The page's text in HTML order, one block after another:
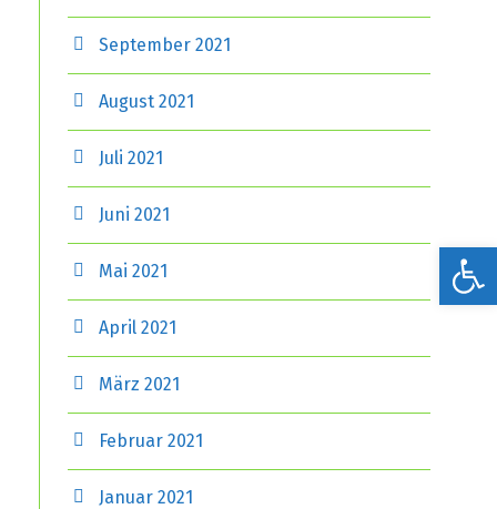
September 2021
August 2021
Juli 2021
Juni 2021
Mai 2021
April 2021
März 2021
Februar 2021
Januar 2021
Werkzeugleiste öffnen